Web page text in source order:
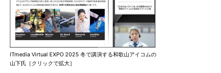
ITmedia Virtual EXPO 2025 冬で講演する和歌山アイコムの
山下氏［クリックで拡大］